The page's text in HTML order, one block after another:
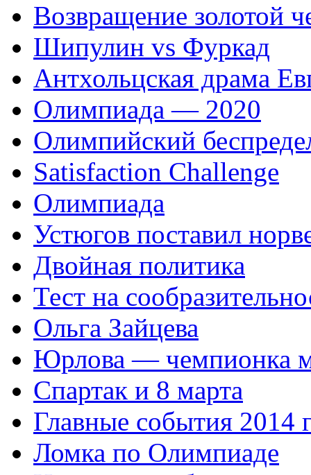
Возвращение золотой
Шипулин vs Фуркад
Антхольцская драма
Олимпиада — 2020
Олимпийский
Satisfaction Сhallenge
Олимпиада
Устюгов поставил
Двойная политика
Тест на
Ольга Зайцева
Юрлова — чемпионка
Спартак и 8 марта
Главные события 2014
Ломка по Олимпиаде